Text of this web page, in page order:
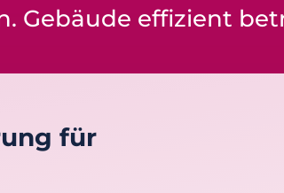
Gebäude effizient
für